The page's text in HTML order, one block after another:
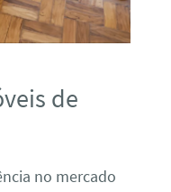
de
no mercado